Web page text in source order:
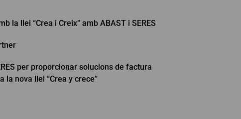
la llei “Crea i Creix” amb ABAST i SERES
per proporcionar solucions de factura
la nova llei “Crea y crece”